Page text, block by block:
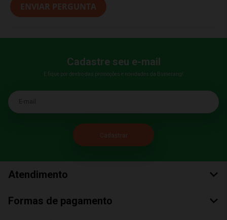
ENVIAR PERGUNTA
Cadastre seu e-mail
E fique por dentro das promoções e novidades da Bumerang!
E-mail
Atendimento
Formas de pagamento